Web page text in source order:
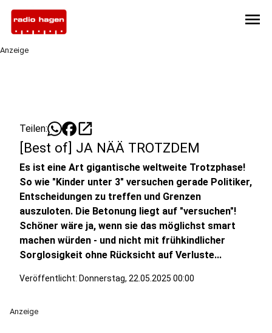
menu
Anzeige
Teilen: open_in_new
[Best of] JA NÄÄ TROTZDEM
Es ist eine Art gigantische weltweite Trotzphase!
So wie "Kinder unter 3" versuchen gerade Politiker,
Entscheidungen zu treffen und Grenzen
auszuloten. Die Betonung liegt auf "versuchen"!
Schöner wäre ja, wenn sie das möglichst smart
machen würden - und nicht mit frühkindlicher
Sorglosigkeit ohne Rücksicht auf Verluste...
Veröffentlicht: Donnerstag, 22.05.2025 00:00
Anzeige